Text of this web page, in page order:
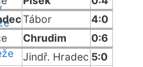
Tábor
4:0
Chrudim
0:6
Jindř. Hradec 5:0